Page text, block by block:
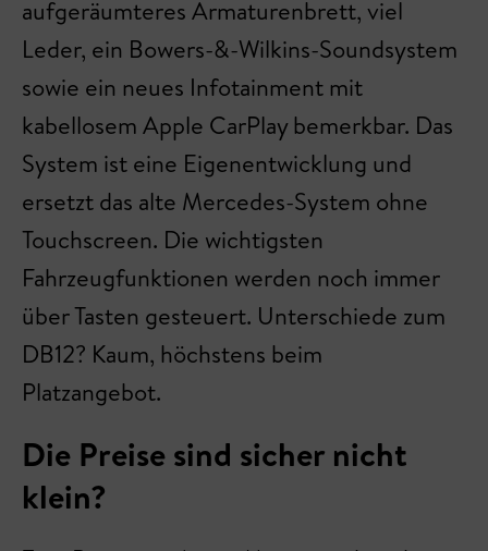
aufgeräumteres Armaturenbrett, viel
Leder, ein Bowers-&-Wilkins-Soundsystem
sowie ein neues Infotainment mit
kabellosem Apple CarPlay bemerkbar. Das
System ist eine Eigenentwicklung und
ersetzt das alte Mercedes-System ohne
Touchscreen. Die wichtigsten
Fahrzeugfunktionen werden noch immer
über Tasten gesteuert. Unterschiede zum
DB12? Kaum, höchstens beim
Platzangebot.
Die Preise sind sicher nicht
klein?